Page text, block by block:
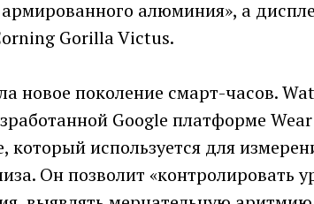
алюминия», а
Gorilla Victus.
новое поколение смарт-часов.
Google платформе
который используется для
Он позволит «контролировать